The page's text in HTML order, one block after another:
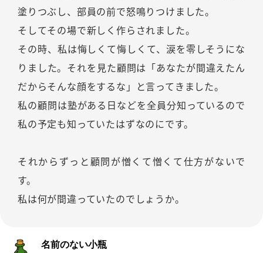
塗りつぶし、部員の前で怒鳴りつけました。
そしてその場で新しく作らされました。
その時、私は悔しくて悔しくて、涙を零しそうにな
りました。それを見た顧問は「あなたが間違えたん
だからそんな顔をするな」と言ってきました。
私の顧問は塾がある日などを全員分知っているので
私の予定も知っていたはずなのにです。
それからずっと顧問が憎くて憎くて仕方がないで
す。
私は何が間違っていたのでしょうか。
名前のない小瓶